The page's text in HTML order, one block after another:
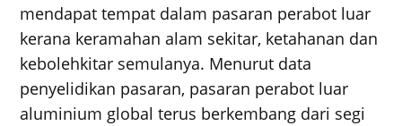
mendapat tempat dalam pasaran perabot luar
kerana keramahan alam sekitar, ketahanan dan
kebolehkitar semulanya. Menurut data
penyelidikan pasaran, pasaran perabot luar
aluminium global terus berkembang dari segi